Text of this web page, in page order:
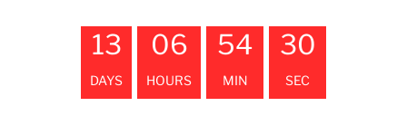
13
DAYS
06
HOURS
54
MIN
29
SEC